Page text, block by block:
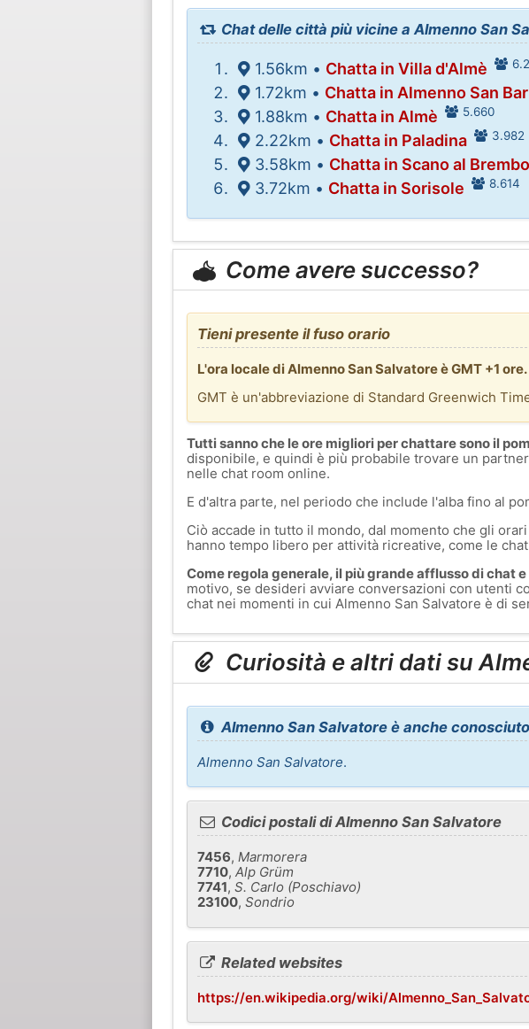
Chat delle città più vicine a Almenno San
1.56km • Chatta in Villa d'Almè
1.72km • Chatta in Almenno San
1.88km • Chatta in Almè 5.660
2.22km • Chatta in Paladina 3.982
3.58km • Chatta in Scano al Brembo
3.72km • Chatta in Sorisole 8.614
Come avere successo?
Tieni presente il fuso orario
L'ora locale di Almenno San Salvatore è GMT +1
GMT è un'abbreviazione di Standard Greenwich
Tutti sanno che le ore migliori per chattare sono il
disponibile, e quindi è più probabile trovare un
nelle chat room online.
E d'altra parte, nel periodo che include l'alba fino al
Ciò accade in tutto il mondo, dal momento che gli
hanno tempo libero per attività ricreative, come le
Come regola generale, il più grande afflusso di chat
motivo, se desideri avviare conversazioni con utenti
chat nei momenti in cui Almenno San Salvatore è di
Curiosità e altri dati su
Almenno San Salvatore è anche
Almenno San Salvatore.
Codici postali di Almenno San Salvatore
7456, Marmorera
7710, Alp Grüm
7741, S. Carlo (Poschiavo)
23100, Sondrio
Related websites
https://en.wikipedia.org/wiki/